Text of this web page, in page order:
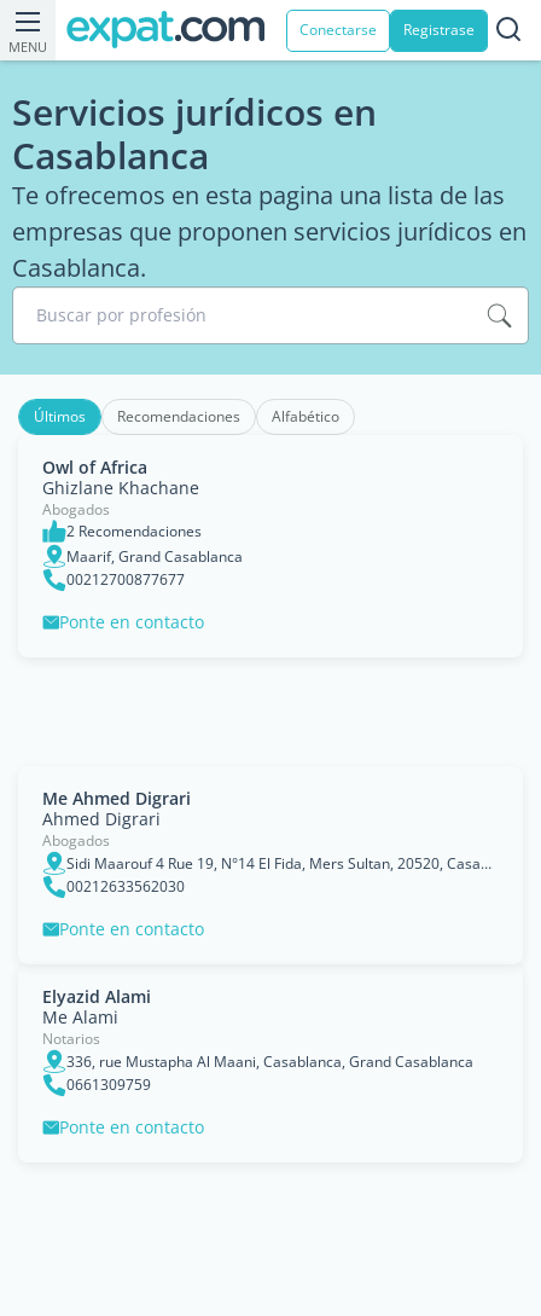
MENU
Conectarse Registrase
Servicios jurídicos en
Casablanca
Te ofrecemos en esta pagina una lista de las
empresas que proponen servicios jurídicos en
Casablanca.
Buscar por profesión
Últimos Recomendaciones Alfabético
Owl of Africa
Ghizlane Khachane
Abogados
2 Recomendaciones
Maarif, Grand Casablanca
00212700877677
Ponte en contacto
Me Ahmed Digrari
Ahmed Digrari
Abogados
Sidi Maarouf 4 Rue 19, N°14 El Fida, Mers Sultan, 20520, Casablanca
00212633562030
Ponte en contacto
Elyazid Alami
Me Alami
Notarios
336, rue Mustapha Al Maani, Casablanca, Grand Casablanca
0661309759
Ponte en contacto